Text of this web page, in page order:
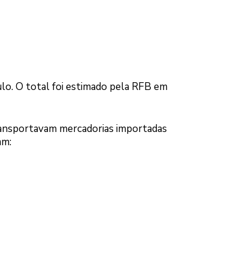
O total foi estimado pela RFB em
mercadorias importadas